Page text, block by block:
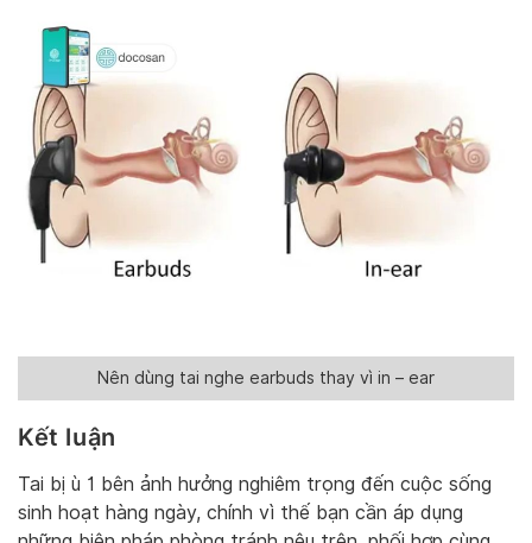
Nên dùng tai nghe earbuds thay vì in – ear
Kết luận
Tai bị ù 1 bên ảnh hưởng nghiêm trọng đến cuộc sống
sinh hoạt hàng ngày, chính vì thế bạn cần áp dụng